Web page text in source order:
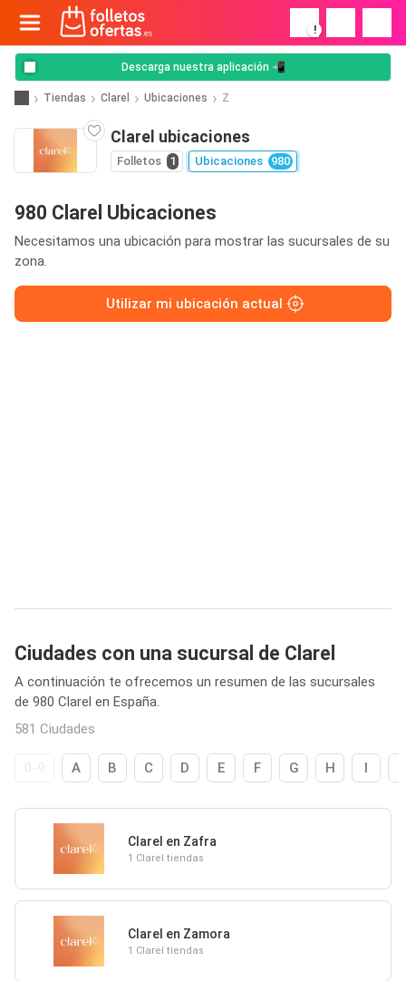
!
Descarga nuestra aplicación 📲
Tiendas Clarel Ubicaciones Z
Clarel ubicaciones
Folletos 1 Ubicaciones 980
980 Clarel Ubicaciones
Necesitamos una ubicación para mostrar las sucursales de su
zona.
Utilizar mi ubicación actual
Ciudades con una sucursal de Clarel
A continuación te ofrecemos un resumen de las sucursales
de 980 Clarel en España.
581 Ciudades
A B C D E F G H I
Clarel en Zafra
1 Clarel tiendas
Clarel en Zamora
1 Clarel tiendas